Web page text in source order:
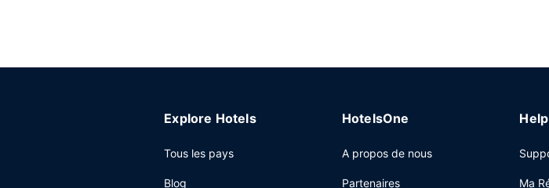
Explore Hotels
Tous les pays
Blog
HotelsOne
A propos de nous
Partenaires Ma